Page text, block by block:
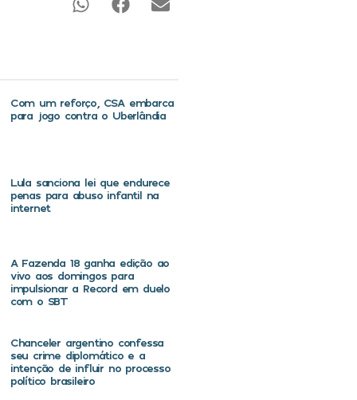
Com um reforço, CSA embarca
para jogo contra o Uberlândia
Lula sanciona lei que endurece
penas para abuso infantil na
internet
A Fazenda 18 ganha edição ao
vivo aos domingos para
impulsionar a Record em duelo
com o SBT
Chanceler argentino confessa
seu crime diplomático e a
intenção de influir no processo
político brasileiro